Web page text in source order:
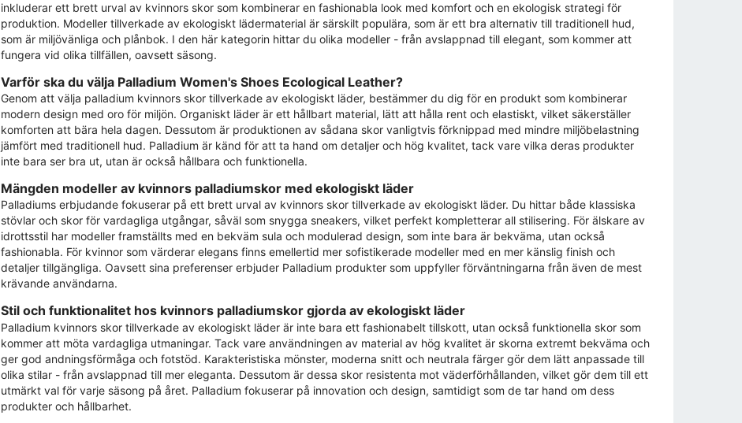
inkluderar ett brett urval av kvinnors skor som kombinerar en fashionabla look med komfort och en ekologisk strategi för
produktion. Modeller tillverkade av ekologiskt lädermaterial är särskilt populära, som är ett bra alternativ till traditionell hud,
som är miljövänliga och plånbok. I den här kategorin hittar du olika modeller - från avslappnad till elegant, som kommer att
fungera vid olika tillfällen, oavsett säsong.
Varför ska du välja Palladium Women's Shoes Ecological Leather?
Genom att välja palladium kvinnors skor tillverkade av ekologiskt läder, bestämmer du dig för en produkt som kombinerar
modern design med oro för miljön. Organiskt läder är ett hållbart material, lätt att hålla rent och elastiskt, vilket säkerställer
komforten att bära hela dagen. Dessutom är produktionen av sådana skor vanligtvis förknippad med mindre miljöbelastning
jämfört med traditionell hud. Palladium är känd för att ta hand om detaljer och hög kvalitet, tack vare vilka deras produkter
inte bara ser bra ut, utan är också hållbara och funktionella.
Mängden modeller av kvinnors palladiumskor med ekologiskt läder
Palladiums erbjudande fokuserar på ett brett urval av kvinnors skor tillverkade av ekologiskt läder. Du hittar både klassiska
stövlar och skor för vardagliga utgångar, såväl som snygga sneakers, vilket perfekt kompletterar all stilisering. För älskare av
idrottsstil har modeller framställts med en bekväm sula och modulerad design, som inte bara är bekväma, utan också
fashionabla. För kvinnor som värderar elegans finns emellertid mer sofistikerade modeller med en mer känslig finish och
detaljer tillgängliga. Oavsett sina preferenser erbjuder Palladium produkter som uppfyller förväntningarna från även de mest
krävande användarna.
Stil och funktionalitet hos kvinnors palladiumskor gjorda av ekologiskt läder
Palladium kvinnors skor tillverkade av ekologiskt läder är inte bara ett fashionabelt tillskott, utan också funktionella skor som
kommer att möta vardagliga utmaningar. Tack vare användningen av material av hög kvalitet är skorna extremt bekväma och
ger god andningsförmåga och fotstöd. Karakteristiska mönster, moderna snitt och neutrala färger gör dem lätt anpassade till
olika stilar - från avslappnad till mer eleganta. Dessutom är dessa skor resistenta mot väderförhållanden, vilket gör dem till ett
utmärkt val för varje säsong på året. Palladium fokuserar på innovation och design, samtidigt som de tar hand om dess
produkter och hållbarhet.